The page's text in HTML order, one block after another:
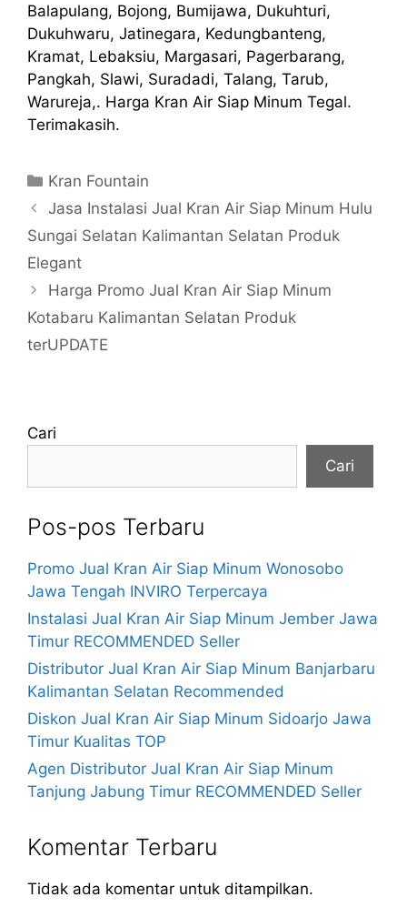
Balapulang, Bojong, Bumijawa, Dukuhturi,
Dukuhwaru, Jatinegara, Kedungbanteng,
Kramat, Lebaksiu, Margasari, Pagerbarang,
Pangkah, Slawi, Suradadi, Talang, Tarub,
Warureja,. Harga Kran Air Siap Minum Tegal.
Terimakasih.
Kategori
Kran Fountain
Jasa Instalasi Jual Kran Air Siap Minum Hulu
Sungai Selatan Kalimantan Selatan Produk
Elegant
Harga Promo Jual Kran Air Siap Minum
Kotabaru Kalimantan Selatan Produk
terUPDATE
Cari
Cari
Pos-pos Terbaru
Promo Jual Kran Air Siap Minum Wonosobo
Jawa Tengah INVIRO Terpercaya
Instalasi Jual Kran Air Siap Minum Jember Jawa
Timur RECOMMENDED Seller
Distributor Jual Kran Air Siap Minum Banjarbaru
Kalimantan Selatan Recommended
Diskon Jual Kran Air Siap Minum Sidoarjo Jawa
Timur Kualitas TOP
Agen Distributor Jual Kran Air Siap Minum
Tanjung Jabung Timur RECOMMENDED Seller
Komentar Terbaru
Tidak ada komentar untuk ditampilkan.